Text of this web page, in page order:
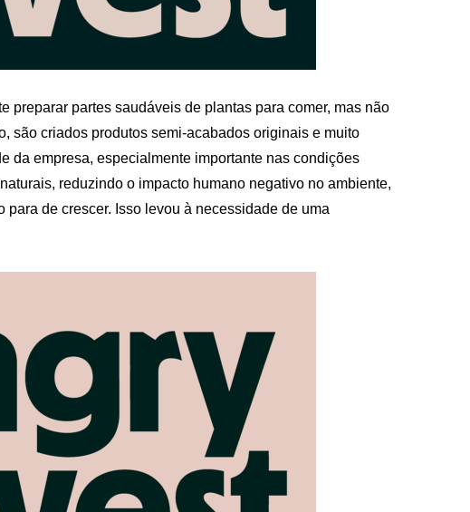
preparar partes saudáveis ​​de plantas para comer, mas não
são criados produtos semi-acabados originais e muito
da empresa, especialmente importante nas condições
reduzindo o impacto humano negativo no ambiente,
de crescer. Isso levou à necessidade de uma